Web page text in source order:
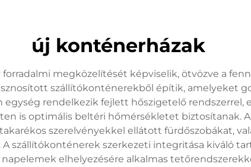
új konténerházak
megközelítését képviselik, ötvözve a
szállítókonténerekből építik, amelyeket
rendelkezik fejlett hőszigetelő rendszerrel,
is optimális beltéri hőmérsékletet biztosítanak.
szerelvényekkel ellátott fürdőszobákat,
szállítókonténerek szerkezeti integritása kiváló
elhelyezésére alkalmas